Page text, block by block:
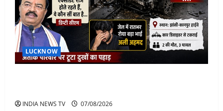
LUCKNOW
INDIA NEWS TV 07/08/2026